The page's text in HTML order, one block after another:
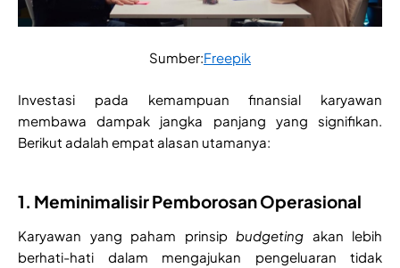
Sumber:Freepik
Investasi pada kemampuan finansial karyawan
membawa dampak jangka panjang yang signifikan.
Berikut adalah empat alasan utamanya:
1. Meminimalisir Pemborosan Operasional
Karyawan yang paham prinsip budgeting akan lebih
berhati-hati dalam mengajukan pengeluaran tidak